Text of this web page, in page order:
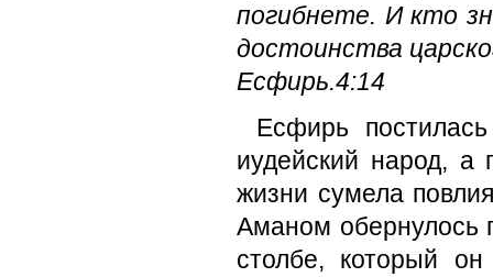
погибнете. И кто
достоинства
Есфирь.4:14
Есфирь
иудейский народ,
жизни сумела
Аманом обернулось
столбе, который